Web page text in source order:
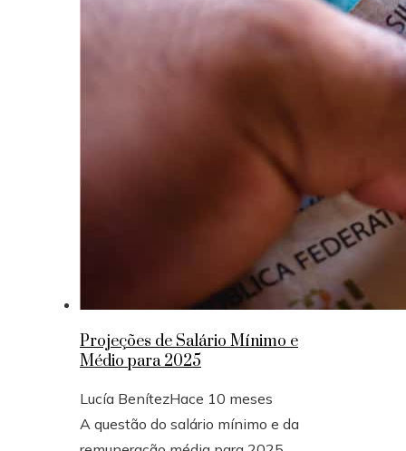
Projeções de Salário Mínimo e
Médio para 2025
Lucía BenítezHace 10 meses
A questão do salário mínimo e da